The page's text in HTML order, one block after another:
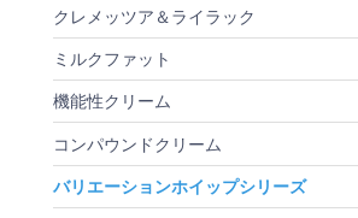
クレメッツア＆ライラック
ミルクファット
機能性クリーム
コンパウンドクリーム
バリエーションホイップシリーズ